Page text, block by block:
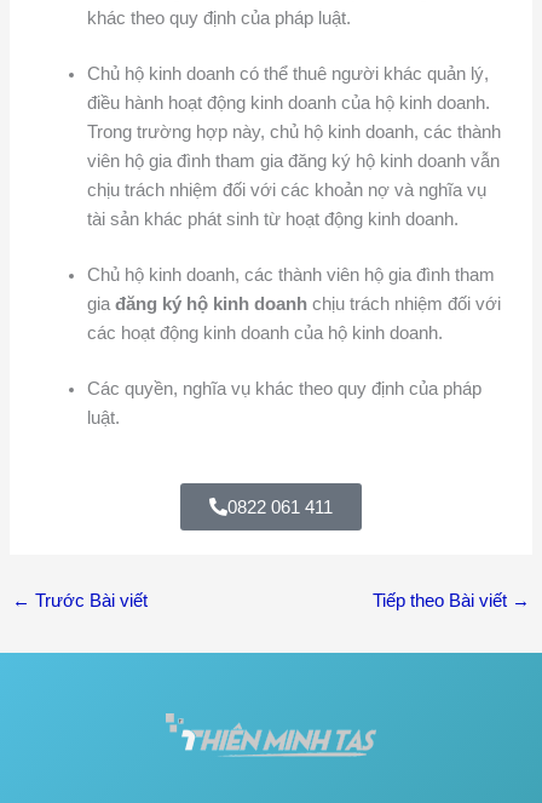
khác theo quy định của pháp luật.
Chủ hộ kinh doanh có thể thuê người khác quản lý,
điều hành hoạt động kinh doanh của hộ kinh doanh.
Trong trường hợp này, chủ hộ kinh doanh, các thành
viên hộ gia đình tham gia đăng ký hộ kinh doanh vẫn
chịu trách nhiệm đối với các khoản nợ và nghĩa vụ
tài sản khác phát sinh từ hoạt động kinh doanh.
Chủ hộ kinh doanh, các thành viên hộ gia đình tham
gia đăng ký hộ kinh doanhchịu trách nhiệm đối với
các hoạt động kinh doanh của hộ kinh doanh.
Các quyền, nghĩa vụ khác theo quy định của pháp
luật.
0822 061 411
← Trước Bài viết Tiếp theo Bài viết →